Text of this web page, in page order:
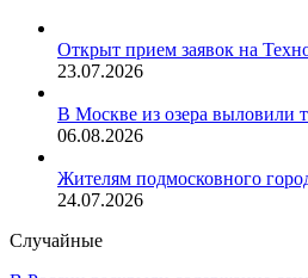
Открыт прием заявок на
23.07.2026
В Москве из озера выловили
06.08.2026
Жителям подмосковного
24.07.2026
Случайные